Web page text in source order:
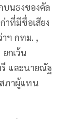
บนธงของคัล
าที่มีชื่อเสียง
ฯ กทม. ,
กเว้น
และนายณัฐ
ภาผู้แทน